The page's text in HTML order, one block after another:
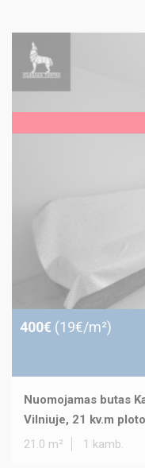
400€ (19€/m²)
Nuomojamas butas
Vilniuje, 21 kv.m
21.0 m²
1 kamb.